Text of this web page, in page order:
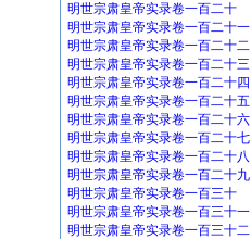
明世宗肃皇帝实录卷一百二十
明世宗肃皇帝实录卷一百二十一
明世宗肃皇帝实录卷一百二十二
明世宗肃皇帝实录卷一百二十三
明世宗肃皇帝实录卷一百二十四
明世宗肃皇帝实录卷一百二十五
明世宗肃皇帝实录卷一百二十六
明世宗肃皇帝实录卷一百二十七
明世宗肃皇帝实录卷一百二十八
明世宗肃皇帝实录卷一百二十九
明世宗肃皇帝实录卷一百三十
明世宗肃皇帝实录卷一百三十一
明世宗肃皇帝实录卷一百三十二